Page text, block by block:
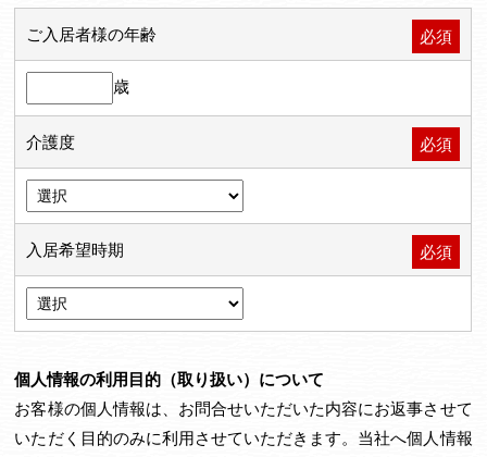
ご入居者様の年齢 必須
歳
介護度 必須
入居希望時期 必須
個人情報の利用目的（取り扱い）について
お客様の個人情報は、お問合せいただいた内容にお返事させて
いただく目的のみに利用させていただきます。当社へ個人情報